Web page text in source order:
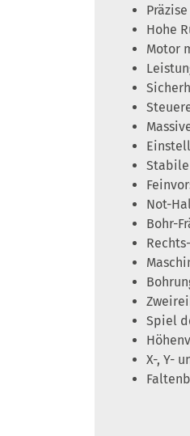
Hohe
Motor
Not-
Bohr-
Spiel
X-, Y-